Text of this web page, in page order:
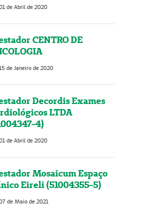
de Abril de 2020
CENTRO DE
de Janeiro de 2020
Decordis Exames
LTDA
4)
de Abril de 2020
Mosaicum Espaço
Eireli (51004355-5)
de Maio de 2021